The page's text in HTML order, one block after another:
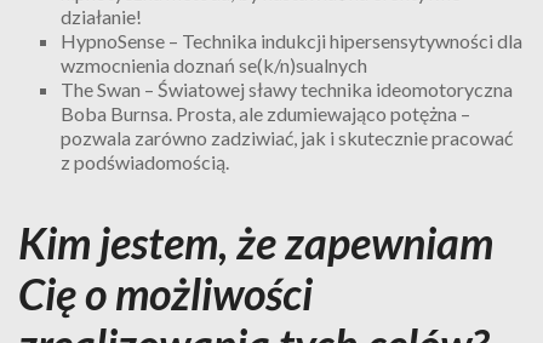
działanie!
HypnoSense – Technika indukcji hipersensytywności dla
wzmocnienia doznań se(k/n)sualnych
The Swan – Światowej sławy technika ideomotoryczna
Boba Burnsa. Prosta, ale zdumiewająco potężna –
pozwala zarówno zadziwiać, jak i skutecznie pracować
z podświadomością.
Kim jestem, że zapewniam
Cię o możliwości